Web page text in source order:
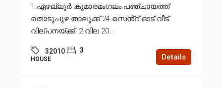
1.ഏഴല്ലൂർ കുമാരമംഗലം പഞ്ചായത്ത്
തൊടുപുഴ താലൂക്ക് 24 സെൻ്റ് ഓട് വീട്
വില്പനയ്ക്ക്. 2.വില 20...
32010 3
HOUSE Details